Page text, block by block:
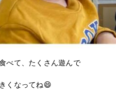
べて、たくさん遊んで
くなってね😄